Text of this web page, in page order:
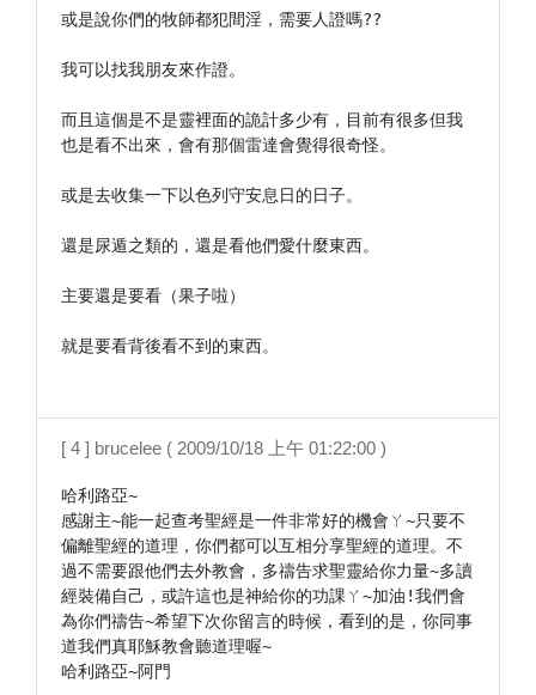
或是說你們的牧師都犯間淫，需要人證嗎??
我可以找我朋友來作證。
而且這個是不是靈裡面的詭計多少有，目前有很多但我
也是看不出來，會有那個雷達會覺得很奇怪。
或是去收集一下以色列守安息日的日子。
還是尿遁之類的，還是看他們愛什麼東西。
主要還是要看（果子啦）
就是要看背後看不到的東西。
[ 4 ] brucelee ( 2009/10/18 上午 01:22:00 )
哈利路亞~
感謝主~能一起查考聖經是一件非常好的機會ㄚ~只要不
偏離聖經的道理，你們都可以互相分享聖經的道理。不
過不需要跟他們去外教會，多禱告求聖靈給你力量~多讀
經裝備自己，或許這也是神給你的功課ㄚ~加油!我們會
為你們禱告~希望下次你留言的時候，看到的是，你同事
道我們真耶穌教會聽道理喔~
哈利路亞~阿門